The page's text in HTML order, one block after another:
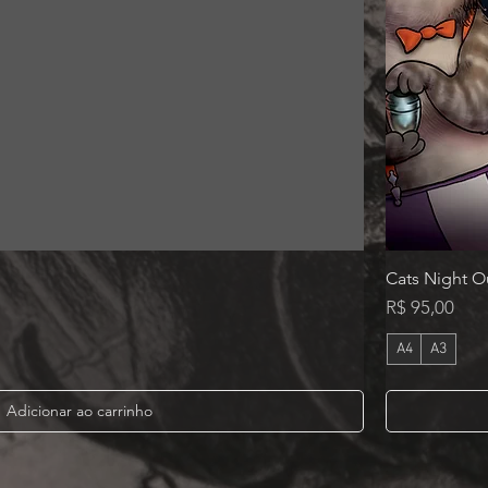
Adicionar ao carrinho
Cats Night
Preço
R$ 95,00
A4 A3